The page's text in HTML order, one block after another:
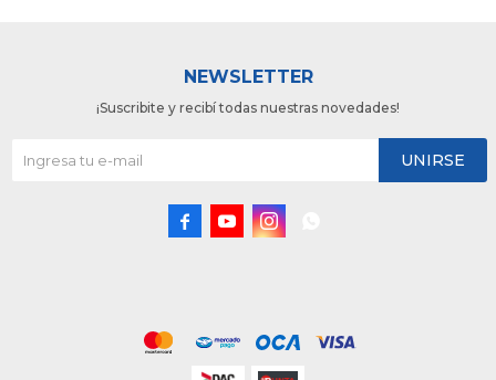
NEWSLETTER
¡Suscribite y recibí todas nuestras novedades!
UNIRSE
  